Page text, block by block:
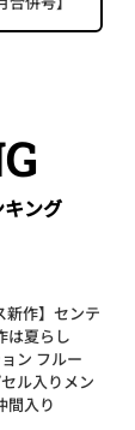
ング
新作】センテ
は夏らし
ン フルー
ル入りメン
間入り